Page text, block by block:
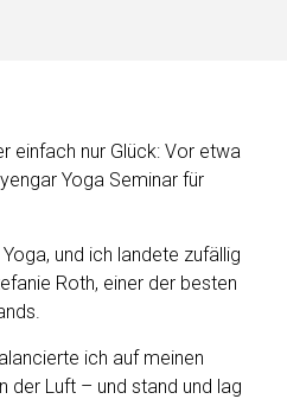
einfach nur Glück: Vor etwa
Yoga Seminar für
und ich landete zufällig
Roth, einer der besten
ich auf meinen
der Luft – und stand und lag